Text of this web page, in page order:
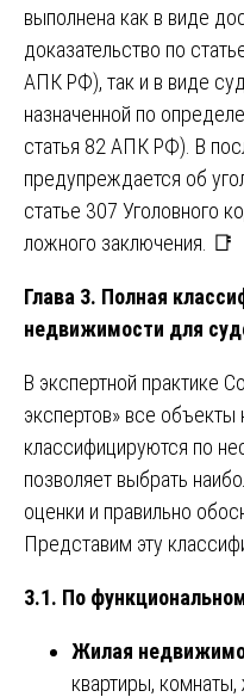
выполнена как в виде
доказательство по
АПК РФ), так и в виде
назначенной по
статья 82 АПК РФ). В
предупреждается об
статье 307 Уголовного
ложного заключения. 📑
Глава 3. Полная
недвижимости для
В экспертной практике
экспертов» все
классифицируются по
позволяет выбрать
оценки и правильно
Представим эту
3.1. По
Жилая
квартиры,